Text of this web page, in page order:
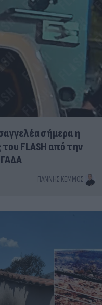
σήμερα η
FLASH από την
ΓΙΆΝΝΗΣ ΚΈΜΜΟΣ